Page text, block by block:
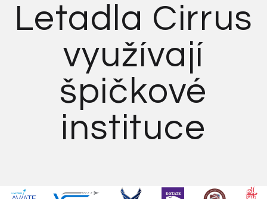
Letadla Cirrus
využívají
špičkové
instituce